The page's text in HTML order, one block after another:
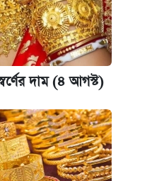
দাম (৪ আগস্ট)